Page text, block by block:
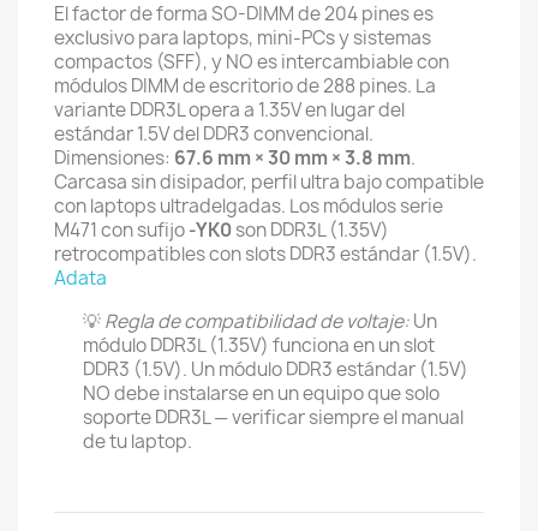
El factor de forma SO-DIMM de 204 pines es
exclusivo para laptops, mini-PCs y sistemas
compactos (SFF), y NO es intercambiable con
módulos DIMM de escritorio de 288 pines. La
variante DDR3L opera a 1.35V en lugar del
estándar 1.5V del DDR3 convencional.
Dimensiones: 67.6 mm × 30 mm × 3.8 mm.
Carcasa sin disipador, perfil ultra bajo compatible
con laptops ultradelgadas. Los módulos serie
M471 con sufijo-YK0son DDR3L (1.35V)
retrocompatibles con slots DDR3 estándar (1.5V).
Adata
💡Regla de compatibilidad de voltaje:Un
módulo DDR3L (1.35V) funciona en un slot
DDR3 (1.5V). Un módulo DDR3 estándar (1.5V)
NO debe instalarse en un equipo que solo
soporte DDR3L — verificar siempre el manual
de tu laptop.